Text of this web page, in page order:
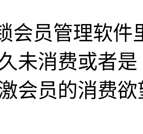
会员管理软
未消费或者
会员的消费